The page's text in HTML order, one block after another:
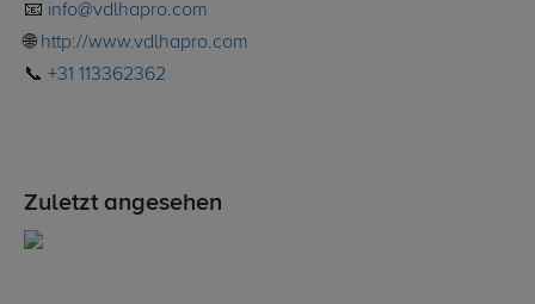
📧 info@vdlhapro.com
🌐 http://www.vdlhapro.com
📞 +31 113362362
Zuletzt angesehen